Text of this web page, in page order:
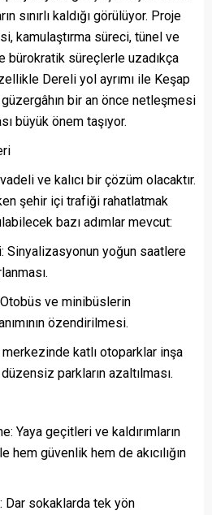
sınırlı kaldığı görülüyor. Proje
kamulaştırma süreci, tünel ve
bürokratik süreçlerle uzadıkça
Dereli yol ayrımı ile Keşap
bir an önce netleşmesi
büyük önem taşıyor.
ve kalıcı bir çözüm olacaktır.
şehir içi trafiği rahatlatmak
bazı adımlar mevcut:
Sinyalizasyonun yoğun saatlere
ve minibüslerin
özendirilmesi.
katlı otoparklar inşa
parkların azaltılması.
Yaya geçitleri ve kaldırımların
güvenlik hem de akıcılığın
Dar sokaklarda tek yön